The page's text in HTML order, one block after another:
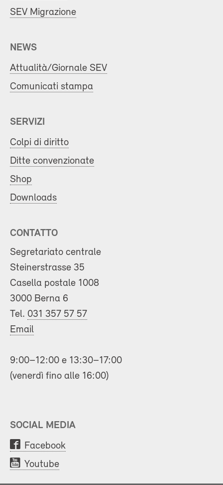
SEV Migrazione
NEWS
Attualità/Giornale SEV
Comunicati stampa
SERVIZI
Colpi di diritto
Ditte convenzionate
Shop
Downloads
CONTATTO
Segretariato centrale
Steinerstrasse 35
Casella postale 1008
3000 Berna 6
Tel. 031 357 57 57
Email
9:00–12:00 e 13:30–17:00
(venerdì fino alle 16:00)
SOCIAL MEDIA
Facebook
Youtube